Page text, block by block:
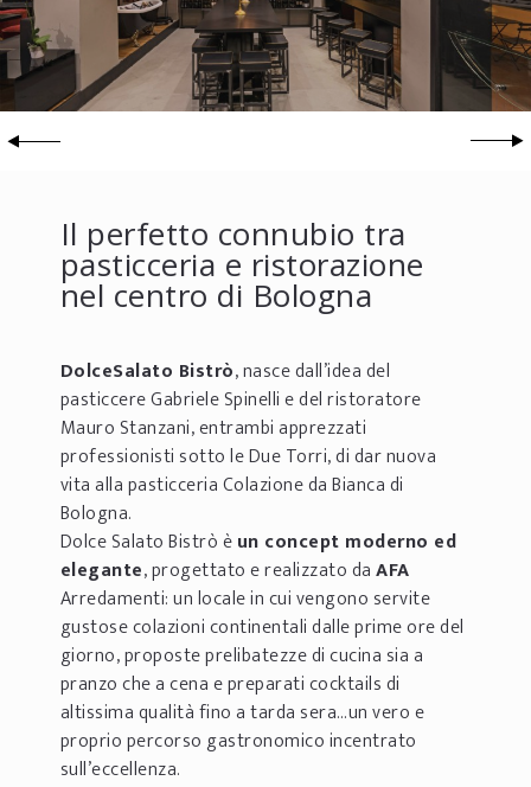
Il perfetto connubio tra
pasticceria e ristorazione
nel centro di Bologna
DolceSalato Bistrò, nasce dall’idea del
pasticcere Gabriele Spinelli e del ristoratore
Mauro Stanzani, entrambi apprezzati
professionisti sotto le Due Torri, di dar nuova
vita alla pasticceria Colazione da Bianca di
Bologna.
Dolce Salato Bistrò èun concept moderno ed
elegante, progettato e realizzato daAFA
Arredamenti: un locale in cui vengono servite
gustose colazioni continentali dalle prime ore del
giorno, proposte prelibatezze di cucina sia a
pranzo che a cena e preparati cocktails di
altissima qualità fino a tarda sera…un vero e
proprio percorso gastronomico incentrato
sull’eccellenza.